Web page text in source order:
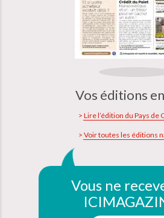
Vos éditions
Lire l’édition du Pays de
Voir toutes les éditions
Vous ne